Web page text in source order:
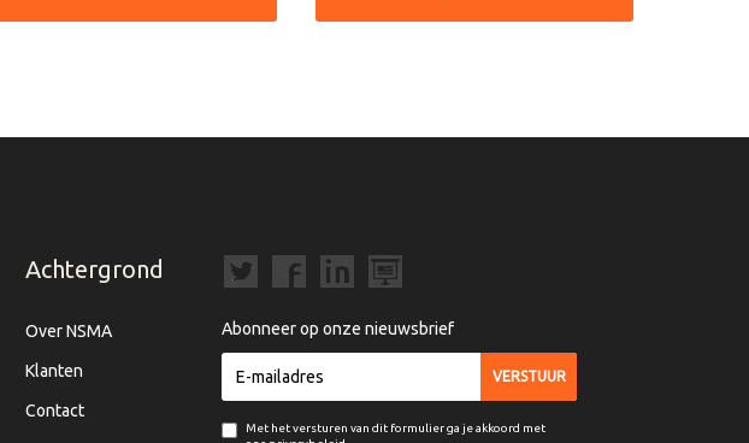
Achtergrond
Over NSMA
Klanten
Contact
Abonneer op onze nieuwsbrief
Met het versturen van dit formulier ga je akkoord met